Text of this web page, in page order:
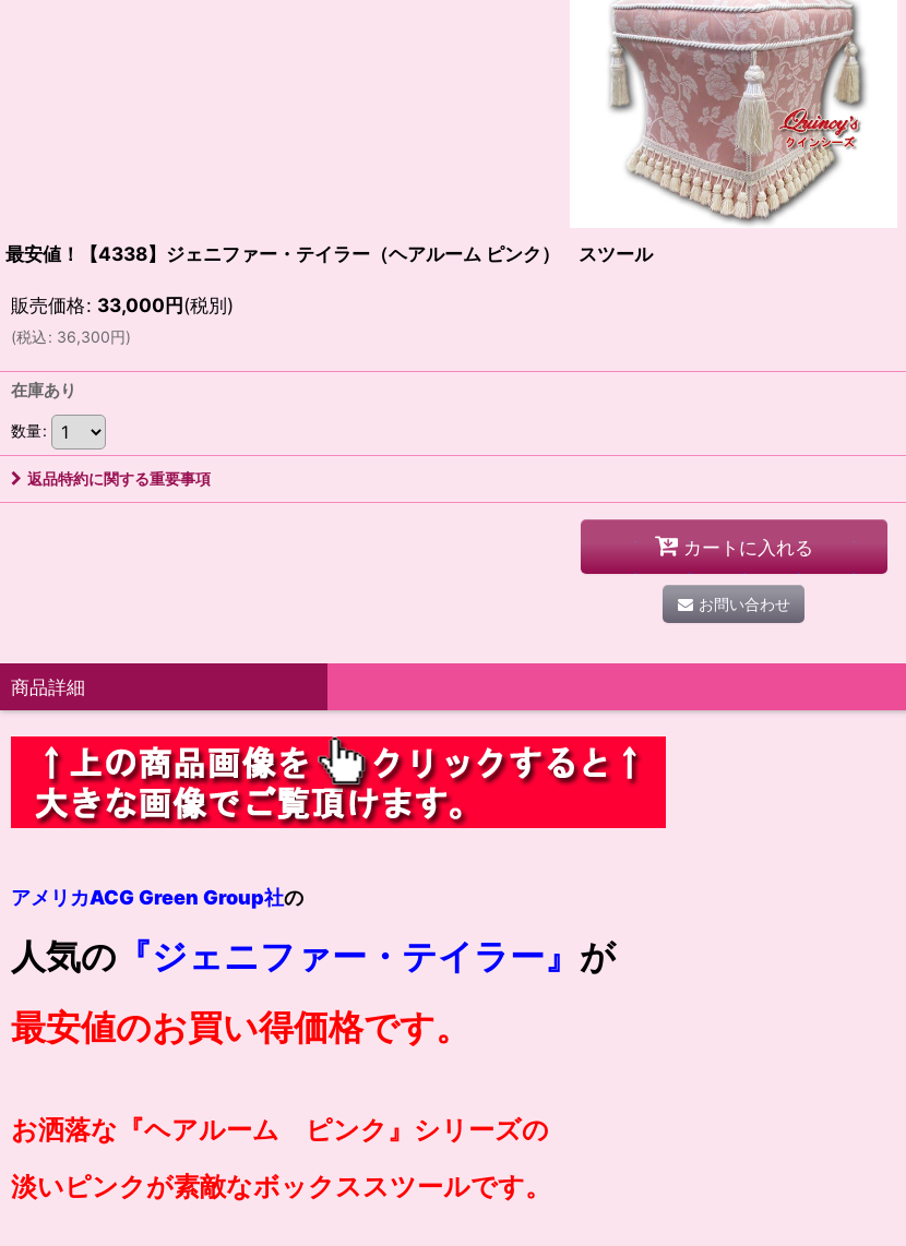
最安値！【4338】ジェニファー・テイラー（ヘアルーム ピンク） スツール
販売価格: 33,000円(税別)
(税込: 36,300円)
在庫あり
数量:
返品特約に関する重要事項
カートに入れる
お問い合わせ
商品詳細
アメリカACG Green Group社の
人気の 『ジェニファー・テイラー』 が
最安値のお買い得価格です。
お洒落な『ヘアルーム ピンク 』シリーズの
淡いピンクが素敵なボックススツールです。